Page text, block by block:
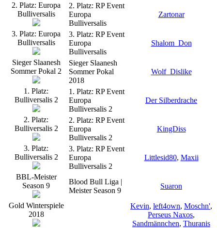
2. Platz: Europa
Bulliversalis
2. Platz: RP Event
Europa
Bulliversalis
Zartonar
3. Platz: Europa
Bulliversalis
3. Platz: RP Event
Europa
Bulliversalis
Shalom_Don
Sieger Slaanesh
Sommer Pokal 2
Sieger Slaanesh
Sommer Pokal
2018
Wolf_Dislike
1. Platz:
Bulliversalis 2
1. Platz: RP Event
Europa
Bulliversalis 2
Der Silberdrache
2. Platz:
Bulliversalis 2
2. Platz: RP Event
Europa
Bulliversalis 2
KingDiss
3. Platz:
Bulliversalis 2
3. Platz: RP Event
Europa
Bulliversalis 2
Littlesid80, Maxii
BBL-Meister
Season 9
Blood Bull Liga |
Meister Season 9
Suaron
Gold Winterspiele
2018
Kevin, left4own, Moschn',
Perseus Naxos,
Sandmännchen, Thuranis